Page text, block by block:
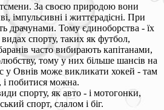
За своєю природою вони
імпульсивні і життєрадісні. При
драчунами. Тому єдиноборства - їх
спорту, таких як футбол,
часто вибирають капітанами,
тому у них більше шансів на
у Овнів може викликати хокей - там
і побитися можна.
спорту, як авто - і мотогонки,
спорт, слалом і біг.